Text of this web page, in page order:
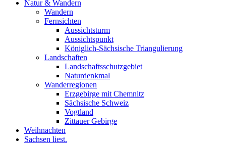
Natur & Wandern
Wandern
Fernsichten
Aussichtsturm
Aussichtspunkt
Königlich-Sächsische Triangulierung
Landschaften
Landschaftsschutzgebiet
Naturdenkmal
Wanderregionen
Erzgebirge mit Chemnitz
Sächsische Schweiz
Vogtland
Zittauer Gebirge
Weihnachten
Sachsen liest.